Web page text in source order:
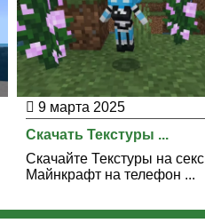
9 марта 2025
Скачать Текстуры ...
Скачайте Текстуры на секс
Майнкрафт на телефон ...